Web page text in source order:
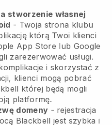
stworzenie własnej
- Twoja strona klubu
którą Twoi klienci
App Store lub Google
zarezerwować usługi.
i skorzystać z
klienci mogą pobrać
której będą mogli
platformę.
domeny - rejestracja
Blackbell jest szybka i